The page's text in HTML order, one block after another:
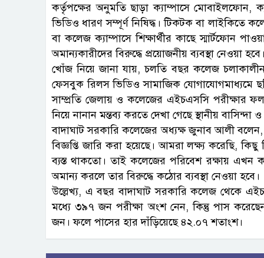
কর্তৃপক্ষের অনুমতি ছাড়া ক্যাম্পাসে মোবাইলফোন,
ভিডিও ধারণ সম্পূর্ণ নিষিদ্ধ। টিকটক বা লাইকিতে
বা কলেজ ক্যাম্পাসে শিক্ষার্থীর কাছে স্মার্টফোন
অমান্যকারীদের বিরুদ্ধে প্রয়োজনীয় ব্যবস্থা নেওয়া হবে।
খোঁজ নিয়ে জানা যায়, চলতি বছর কলেজ
ফেসবুক রিলস ভিডিও সামাজিক যোগাযোগমাধ্যমে
সাম্প্রতি জেলায় ও কলেজের এইচএসসি পরীক্ষার
নিয়ে নানান মন্তব্য করতে দেখা গেছে স্থানীয় বাসিন্দা
বাদাঘাট সরকারি কলেজের অধ্যক্ষ জুনাব আলী বলেন,
বিজ্ঞপ্তি জারি করা হয়েছে। আমরা লক্ষ্য করেছি,
ব্যস্ত থাকতো। তাই কলেজের পরিবেশ রক্ষায় এখন
অমান্য করলে তার বিরুদ্ধে কঠোর ব্যবস্থা নেওয়া হবে।
উল্লেখ্য, এ বছর বাদাঘাট সরকারি কলেজ থেকে
মধ্যে ৩৯৭ জন পরীক্ষা অংশ নেন, কিন্তু পাস
জন। ফলে পাসের হার দাঁড়িয়েছে ৪২.০৭ শতাংশ।